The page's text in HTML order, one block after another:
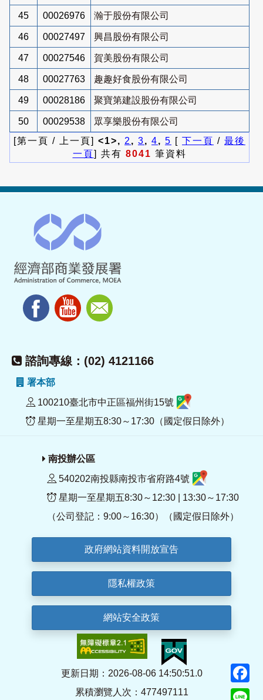
45 00026976 瀚于股份有限公司
46 00027497 興昌股份有限公司
47 00027546 賀美股份有限公司
48 00027763 趣趣好食股份有限公司
49 00028186 聚寶第建設股份有限公司
50 00029538
眾享樂股份有限公司
[第一頁 / 上一頁] <1>, 2 , 3, 4, 5 [ 下一頁 / 最後
一頁] 共有 8041 筆資料
諮詢專線：(02) 4121166
署本部
100210臺北市中正區福州街15號
星期一至星期五8:30～17:30（國定假日除外）
南投辦公區
540202南投縣南投市省府路4號
星期一至星期五8:30～12:30 | 13:30～17:30
（公司登記：9:00～16:30）（國定假日除外）
政府網站資料開放宣告
隱私權政策
網站安全政策
更新日期：2026-08-06 14:50:51.0
累積瀏覽人次：477497111